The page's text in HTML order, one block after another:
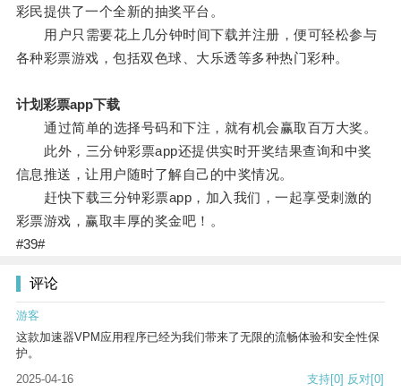
彩民提供了一个全新的抽奖平台。
用户只需要花上几分钟时间下载并注册，便可轻松参与
各种彩票游戏，包括双色球、大乐透等多种热门彩种。
计划彩票app下载
通过简单的选择号码和下注，就有机会赢取百万大奖。
此外，三分钟彩票app还提供实时开奖结果查询和中奖
信息推送，让用户随时了解自己的中奖情况。
赶快下载三分钟彩票app，加入我们，一起享受刺激的
彩票游戏，赢取丰厚的奖金吧！。
#39#
评论
游客
这款加速器VPM应用程序已经为我们带来了无限的流畅体验和安全性保
护。
2025-04-16
支持[0] 反对[0]